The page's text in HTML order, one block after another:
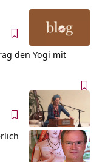
den Yogi mit